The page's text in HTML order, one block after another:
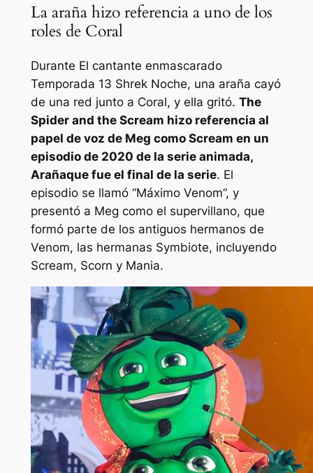
La araña hizo referencia a uno de los
roles de Coral
Durante El cantante enmascarado
Temporada 13 Shrek Noche, una araña cayó
de una red junto a Coral, y ella gritó. The
Spider and the Scream hizo referencia al
papel de voz de Meg como Scream en un
episodio de 2020 de la serie animada,
Arañaque fue el final de la serie. El
episodio se llamó “Máximo Venom”, y
presentó a Meg como el supervillano, que
formó parte de los antiguos hermanos de
Venom, las hermanas Symbiote, incluyendo
Scream, Scorn y Mania.